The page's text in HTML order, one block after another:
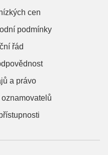
cen
podmínky
řád
a právo